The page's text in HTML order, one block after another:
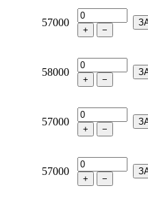
57000
+ −
58000
+ −
57000
+ −
57000
+ −